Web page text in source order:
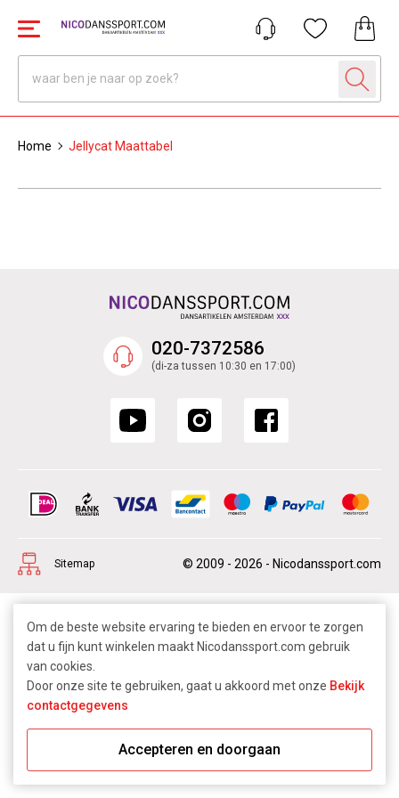
Home Jellycat Maattabel
020-7372586
(di-za tussen 10:30 en 17:00)
Sitemap © 2009 - 2026 - Nicodanssport.com
Om de beste website ervaring te bieden en ervoor te zorgen
dat u fijn kunt winkelen maakt Nicodanssport.com gebruik
van cookies.
Door onze site te gebruiken, gaat u akkoord met onze Bekijk
contactgegevens
Accepteren en doorgaan